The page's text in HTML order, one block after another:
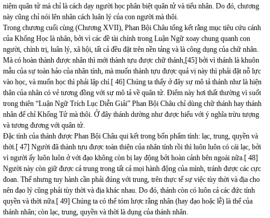
niệm quân tử mà chỉ là cách dạy người học phân biệt quân tử và tiểu nhân. Do đó, chương
này cũng chỉ nói lên nhân cách luân lý của con người mà thôi.
Trong chương cuối cùng (Chương XVII), Phan Bội Châu tổng kết rằng mục tiêu cứu cánh
của Khổng Học là nhân, bởi vì các đề tài chính trong Luận Ngữ xoay chung quanh con
người, chính trị, luân lý, xã hội, tất cả đều đặt trên nền tảng và là công dụng của chữ nhân.
Mà có hoàn thành được nhân thì mới thành tựu được chữ thánh,[45] bởi vì thánh là khuôn
mẫu của sự toàn hảo của nhân tính, mà muốn thành tựu được quả vị này thì phải đặt nỗ lực
vào học, và muốn học thì phải lập chí.[ 46] Chúng ta thấy ở đây sự mô tả thánh như là hiện
thân của nhân có vẻ tương đồng với sự mô tả về quân tử. Điểm này hơi thất thường vì suốt
trong thiên “Luận Ngữ Trích Lục Diễn Giải” Phan Bội Châu chỉ dùng chữ thánh hay thánh
nhân để chỉ Khổng Tử mà thôi. Ở đây thánh dường như được hiểu với ý nghĩa trừu tượng
và tương đương với quân tử.
Đặc tính của thánh được Phan Bội Châu qui kết trong bốn phẩm tính: lạc, trung, quyền và
thời.[ 47] Người đã thành tựu được toàn thiện của nhân tính rồi thì luôn luôn có cái lạc, bởi
vì người ấy luôn luôn ở với đạo không còn bị lay động bởi hoàn cảnh bên ngoài nữa.[ 48]
Người này còn giữ được cả trung trong tất cả mọi hành động của mình, tránh được các cực
đoan. Thế nhưng tuy hành cần phải đúng với trung, trên thực tế sự việc tùy thời và địa cho
nên đạo lý cũng phải tùy thời và địa khác nhau. Do đó, thánh còn có luôn cả các đức tính
quyền và thời nữa.[ 49] Chúng ta có thể tóm lược rằng nhân (hay đạo hoặc lễ) là thể của
thánh nhân; còn lạc, trung, quyền và thời là dụng của thánh nhân.